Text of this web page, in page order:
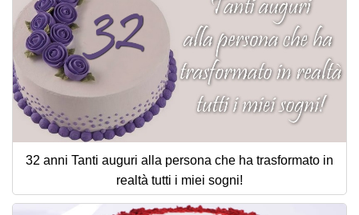
32 anni Tanti auguri alla persona che ha trasformato in
realtà tutti i miei sogni!